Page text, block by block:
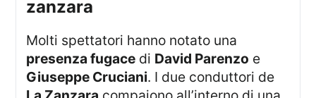
zanzara
Molti spettatori hanno notato una
presenza fugace di David Parenzo e
Giuseppe Cruciani. I due conduttori de